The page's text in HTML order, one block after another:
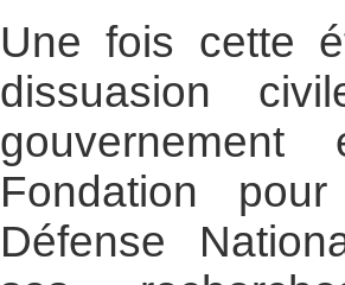
Une fois cette
dissuasion
Fondation
Défense